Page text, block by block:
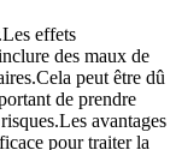
effets
des maux de
peut être dû
de prendre
avantages
pour traiter la